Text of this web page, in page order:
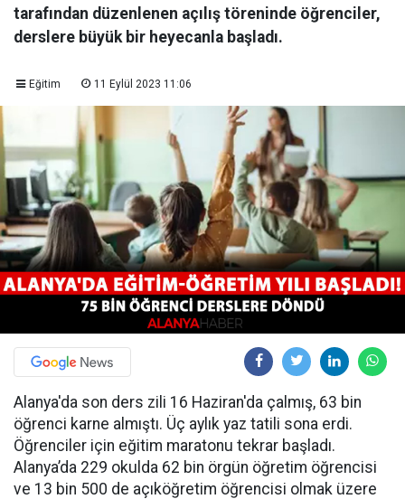
tarafından düzenlenen açılış töreninde öğrenciler,
derslere büyük bir heyecanla başladı.
Eğitim 11 Eylül 2023 11:06
Alanya'da son ders zili 16 Haziran'da çalmış, 63 bin
öğrenci karne almıştı. Üç aylık yaz tatili sona erdi.
Öğrenciler için eğitim maratonu tekrar başladı.
Alanya’da 229 okulda 62 bin örgün öğretim öğrencisi
ve 13 bin 500 de açıköğretim öğrencisi olmak üzere